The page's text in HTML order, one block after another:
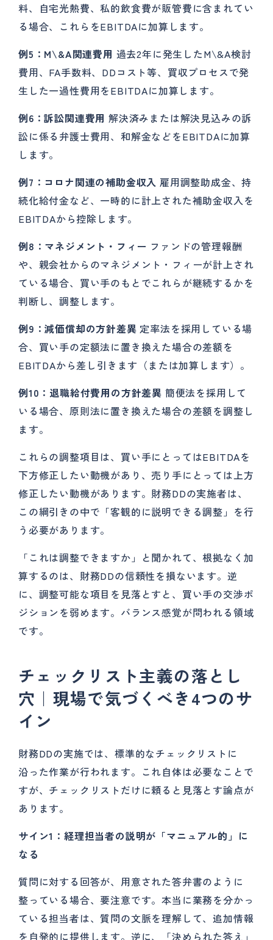
料、自宅光熱費、私的飲食費が販管費に含まれてい
る場合、これらをEBITDAに加算します。
例5：M\&A関連費用 過去2年に発生したM\&A検討
費用、FA手数料、DDコスト等、買収プロセスで発
生した一過性費用をEBITDAに加算します。
例6：訴訟関連費用 解決済みまたは解決見込みの訴
訟に係る弁護士費用、和解金などをEBITDAに加算
します。
例7：コロナ関連の補助金収入 雇用調整助成金、持
続化給付金など、一時的に計上された補助金収入を
EBITDAから控除します。
例8：マネジメント・フィー ファンドの管理報酬
や、親会社からのマネジメント・フィーが計上され
ている場合、買い手のもとでこれらが継続するかを
判断し、調整します。
例9：減価償却の方針差異 定率法を採用している場
合、買い手の定額法に置き換えた場合の差額を
EBITDAから差し引きます（または加算します）。
例10：退職給付費用の方針差異 簡便法を採用して
いる場合、原則法に置き換えた場合の差額を調整し
ます。
これらの調整項目は、買い手にとってはEBITDAを
下方修正したい動機があり、売り手にとっては上方
修正したい動機があります。財務DDの実施者は、
この綱引きの中で「客観的に説明できる調整」を行
う必要があります。
「これは調整できますか」と聞かれて、根拠なく加
算するのは、財務DDの信頼性を損ないます。逆
に、調整可能な項目を見落とすと、買い手の交渉ポ
ジションを弱めます。バランス感覚が問われる領域
です。
チェックリスト主義の落とし
穴｜現場で気づくべき4つのサ
イン
財務DDの実施では、標準的なチェックリストに
沿った作業が行われます。これ自体は必要なことで
すが、チェックリストだけに頼ると見落とす論点が
あります。
サイン1：経理担当者の説明が「マニュアル的」に
なる
質問に対する回答が、用意された答弁書のように
整っている場合、要注意です。本当に業務を分かっ
ている担当者は、質問の文脈を理解して、追加情報
を自発的に提供します。逆に、「決められた答え」